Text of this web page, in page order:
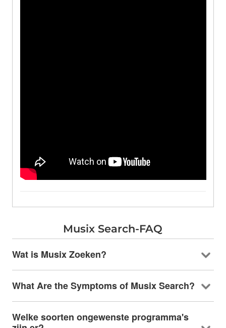
Musix Search-FAQ
Wat is Musix Zoeken?
What Are the Symptoms of Musix Search?
Welke soorten ongewenste programma's